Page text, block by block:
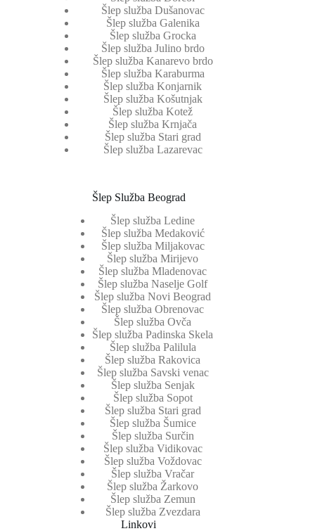
Šlep služba Dušanovac
Šlep služba Galenika
Šlep služba Grocka
Šlep služba Julino brdo
Šlep služba Kanarevo brdo
Šlep služba Karaburma
Šlep služba Konjarnik
Šlep služba Košutnjak
Šlep služba Kotež
Šlep služba Krnjača
Šlep služba Stari grad
Šlep služba Lazarevac
Šlep Služba Beograd
Šlep služba Ledine
Šlep služba Medaković
Šlep služba Miljakovac
Šlep služba Mirijevo
Šlep služba Mladenovac
Šlep služba Naselje Golf
Šlep služba Novi Beograd
Šlep služba Obrenovac
Šlep služba Ovča
Šlep služba Padinska Skela
Šlep služba Palilula
Šlep služba Rakovica
Šlep služba Savski venac
Šlep služba Senjak
Šlep služba Sopot
Šlep služba Stari grad
Šlep služba Šumice
Šlep služba Surčin
Šlep služba Vidikovac
Šlep služba Voždovac
Šlep služba Vračar
Šlep služba Žarkovo
Šlep služba Zemun
Šlep služba Zvezdara
Linkovi